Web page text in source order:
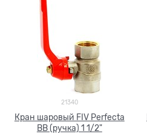
21340
Кран шаровый FIV Perfecta
ВВ (ручка) 1 1/2"